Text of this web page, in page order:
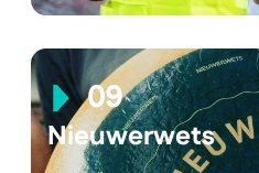
Nieuwerwets